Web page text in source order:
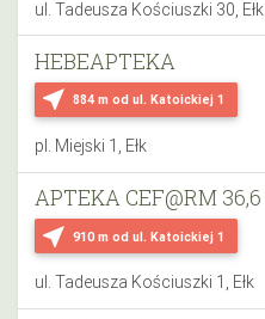
ul. Tadeusza Kościuszki 30, Ełk
near_me 884 m od ul. Katoickiej 1
HEBEAPTEKA
pl. Miejski 1, Ełk
near_me 910 m od ul. Katoickiej 1
APTEKA CEF@RM 36,6
ul. Tadeusza Kościuszki 1, Ełk